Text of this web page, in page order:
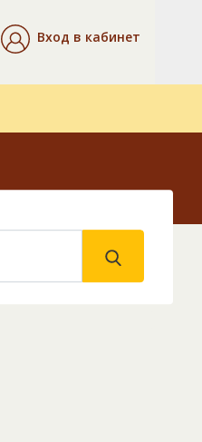
Вход в кабинет